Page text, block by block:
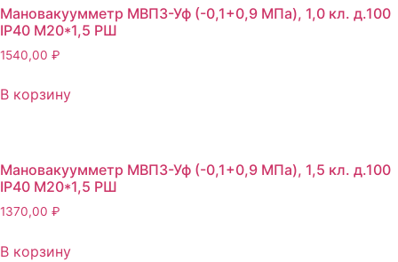
Мановакуумметр МВП3-Уф (-0,1+0,9 МПа), 1,0 кл. д.100
IP40 М20*1,5 РШ
1540,00 ₽
В корзину
Мановакуумметр МВП3-Уф (-0,1+0,9 МПа), 1,5 кл. д.100
IP40 М20*1,5 РШ
1370,00 ₽
В корзину